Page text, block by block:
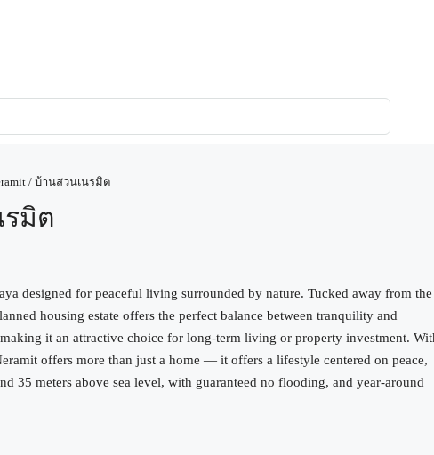
/ บ้านสวนเนรมิต
รมิต
designed for peaceful living surrounded by nature. Tucked away from
housing estate offers the perfect balance between tranquility and
it an attractive choice for long-term living or property investment.
offers more than just a home — it offers a lifestyle centered on peace,
35 meters above sea level, with guaranteed no flooding, and year-around